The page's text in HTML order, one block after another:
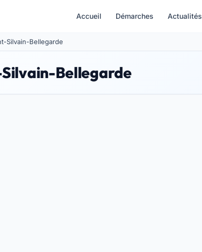
Accueil Démarches Actualités
Silvain-Bellegarde
Bellegarde